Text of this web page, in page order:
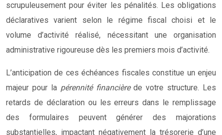
scrupuleusement pour éviter les pénalités. Les obligations
déclaratives varient selon le régime fiscal choisi et le
volume d’activité réalisé, nécessitant une organisation
administrative rigoureuse dès les premiers mois d’activité.
L’anticipation de ces échéances fiscales constitue un enjeu
majeur pour la pérennité financièrede votre structure. Les
retards de déclaration ou les erreurs dans le remplissage
des formulaires peuvent générer des majorations
substantielles, impactant négativement la trésorerie d’une